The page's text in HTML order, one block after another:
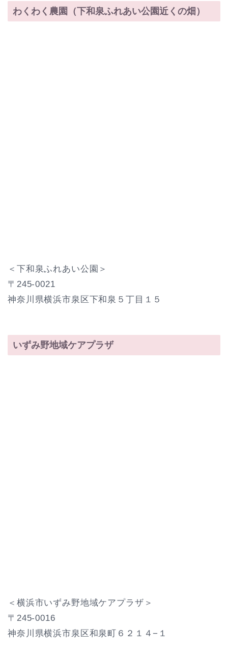
わくわく農園（下和泉ふれあい公園近くの畑）
＜下和泉ふれあい公園＞
〒245-0021
神奈川県横浜市泉区下和泉５丁目１５
いずみ野地域ケアプラザ
＜横浜市いずみ野地域ケアプラザ＞
〒245-0016
神奈川県横浜市泉区和泉町６２１４−１